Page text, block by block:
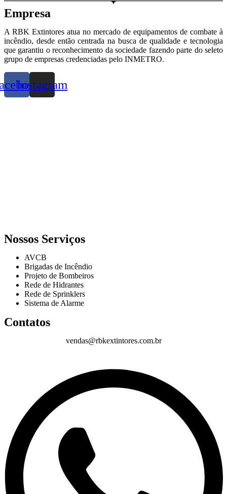
Empresa
A RBK Extintores atua no mercado de equipamentos de combate à
incêndio, desde então centrada na busca de qualidade e tecnologia
que garantiu o reconhecimento da sociedade fazendo parte do seleto
grupo de empresas credenciadas pelo INMETRO.
Instagram
Nossos Serviços
AVCB
Brigadas de Incêndio
Projeto de Bombeiros
Rede de Hidrantes
Rede de Sprinklers
Sistema de Alarme
Contatos
vendas@rbkextintores.com.br